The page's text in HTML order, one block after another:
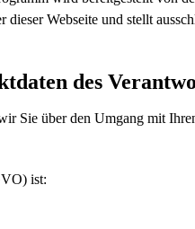
Webseite und stellt
des
Sie über den Umgang mit
ist: